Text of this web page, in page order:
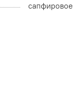
сапфировое